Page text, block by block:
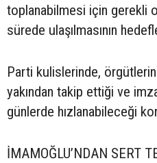
toplanabilmesi için gerekli
sürede ulaşılmasının
Parti kulislerinde,
yakından takip ettiği ve
günlerde hızlanabileceği
İMAMOĞLU’NDAN SERT